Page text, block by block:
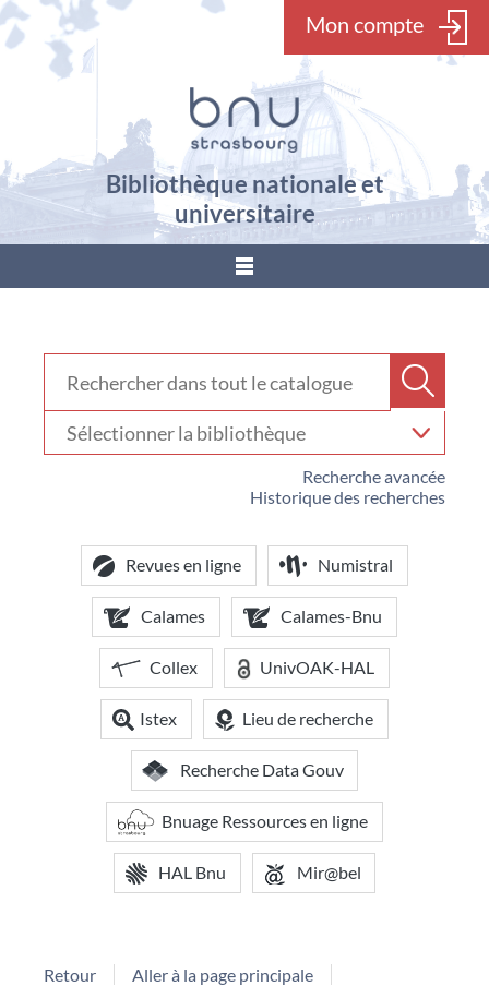
Mon compte
Bibliothèque nationale et
universitaire
???
Recherche avancée
Historique des recherches
votre
bibliothèque
Revues en ligne Numistral
Calames Calames-Bnu
Collex UnivOAK-HAL
Istex Lieu de recherche
Recherche Data Gouv
Bnuage Ressources en ligne
HAL Bnu Mir@bel
Retour Aller à la page principale